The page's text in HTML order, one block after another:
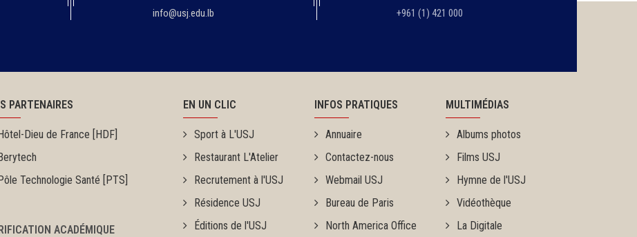
info@usj.edu.lb +961 (1) 421 000
PARTENAIRES
Dieu de France [HDF]
Technologie Santé [PTS]
ACADÉMIQUE
EN UN CLIC
Sport à L'USJ
Restaurant L'Atelier
Recrutement à l'USJ
Résidence USJ
Éditions de l'USJ
INFOS PRATIQUES
Annuaire
Contactez-nous
Webmail USJ
Bureau de Paris
North America Office
MULTIMÉDIAS
Albums photos
Films USJ
Hymne de l'USJ
Vidéothèque
La Digitale